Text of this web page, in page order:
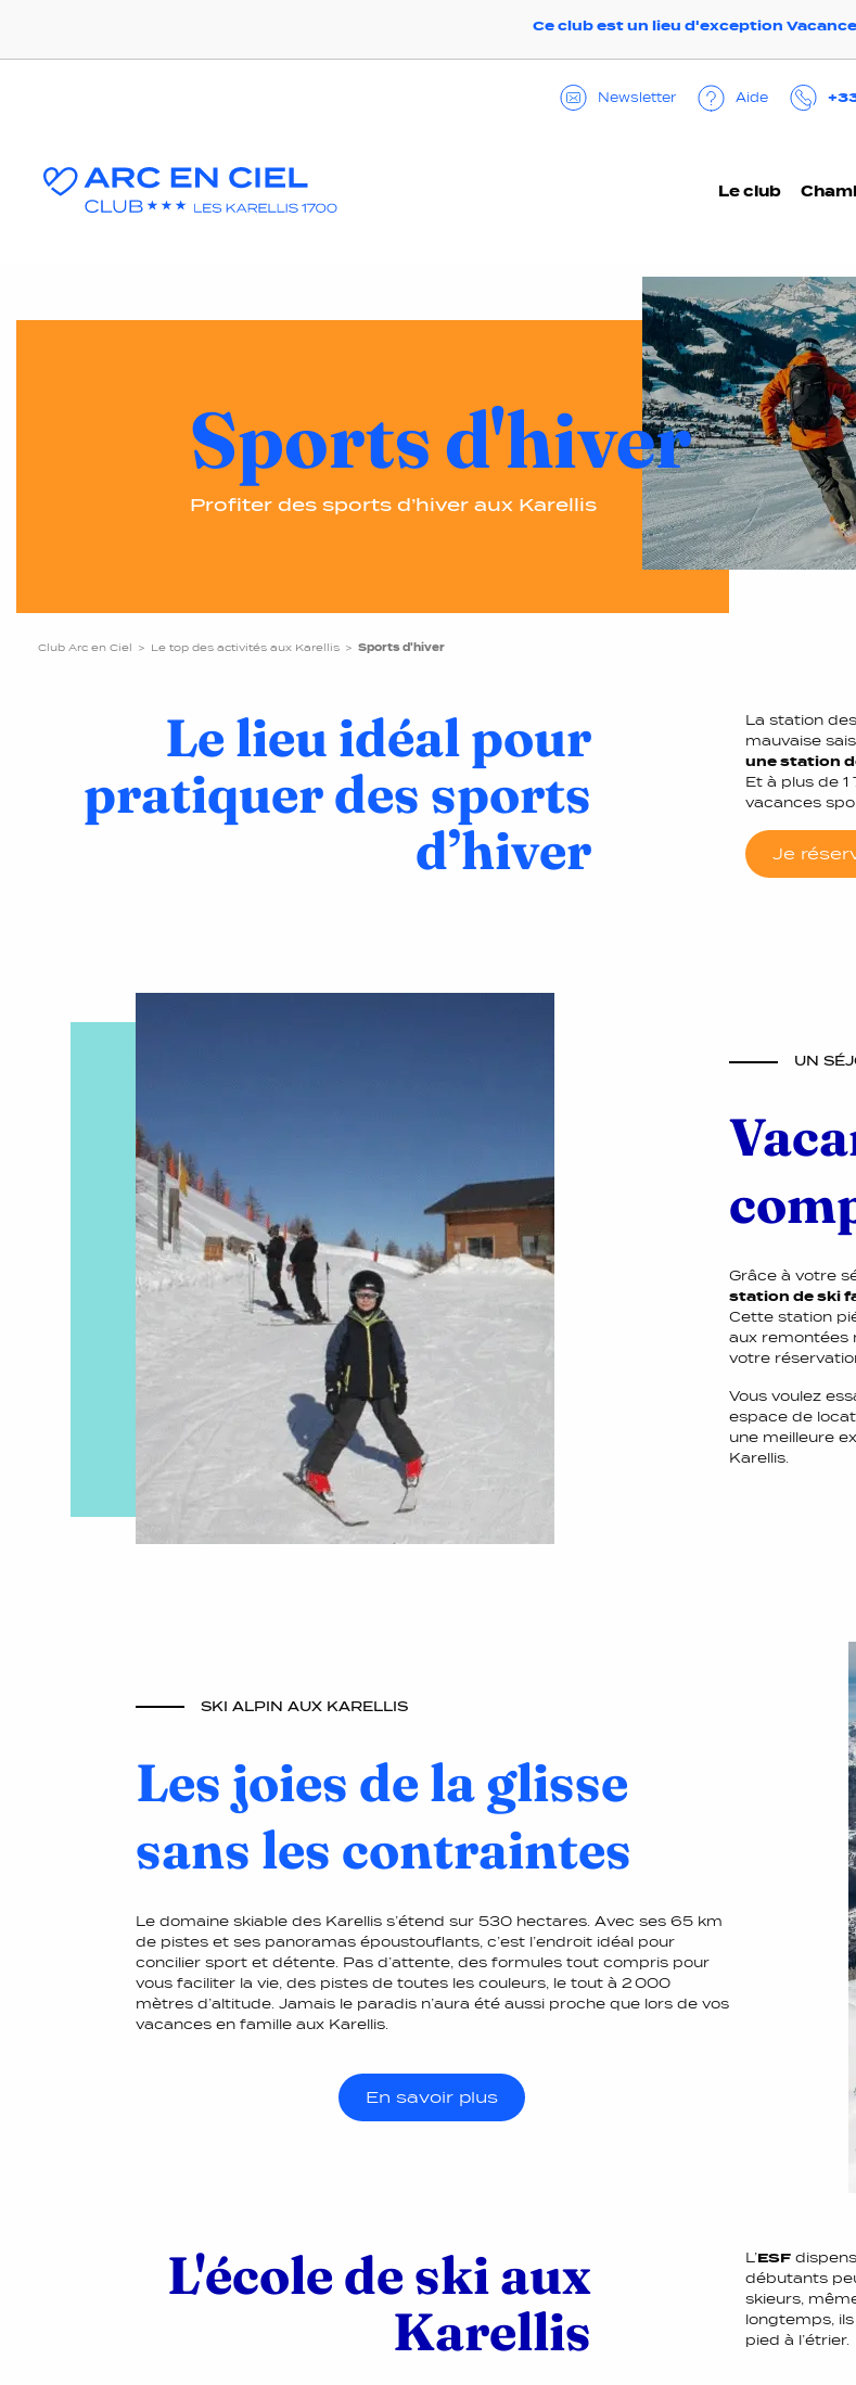
Ce club est un lieu d'exception
Le club
Newsletter Aide
Sports d'hiver
Profiter des sports d’hiver aux Karellis
Club Arc en Ciel Le top des activités aux Karellis Sports d'hiver
Le lieu idéal pour
pratiquer des sports
d’hiver
La station
mauvaise
une station
Et à plus de
vacances
Je
UN
Grâce à votre
station de ski
Cette station
aux remontées
votre
Vous voulez
espace de
une meilleure
Karellis.
SKI ALPIN AUX KARELLIS
Les joies de la glisse
sans les contraintes
Le domaine skiable des Karellis s’étend sur 530 hectares. Avec ses 65 km
de pistes et ses panoramas époustouflants, c’est l’endroit idéal pour
concilier sport et détente. Pas d’attente, des formules tout compris pour
vous faciliter la vie, des pistes de toutes les couleurs, le tout à 2 000
mètres d’altitude. Jamais le paradis n’aura été aussi proche que lors de vos
vacances en famille aux Karellis.
En savoir plus
L'école de ski aux
Karellis
L’ESF
débutants
skieurs,
longtemps,
pied à l’étrier.